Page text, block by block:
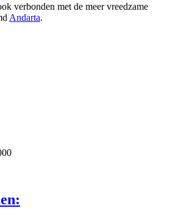
verbonden met de meer vreedzame
Andarta.